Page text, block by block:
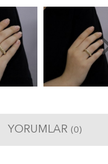
YORUMLAR (0)